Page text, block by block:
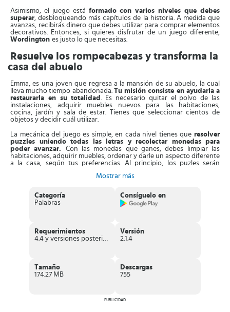
Asimismo, el juego está formado con varios niveles que debes
superar, desbloqueando más capítulos de la historia. A medida que
avanzas, recibirás dinero que debes utilizar para comprar elementos
decorativos. Entonces, si quieres disfrutar de un juego diferente,
Wordington es justo lo que necesitas.
Resuelve los rompecabezas y transforma la
casa del abuelo
Emma, es una joven que regresa a la mansión de su abuelo, la cual
lleva mucho tiempo abandonada. Tu misión consiste en ayudarla a
restaurarla en su totalidad. Es necesario quitar el polvo de las
instalaciones, adquirir muebles nuevos para las habitaciones,
cocina, jardín y sala de estar. Tienes que seleccionar cientos de
objetos y decidir cuál utilizar.
La mecánica del juego es simple, en cada nivel tienes que resolver
puzzles uniendo todas las letras y recolectar monedas para
poder avanzar. Con las monedas que ganes, debes limpiar las
habitaciones, adquirir muebles, ordenar y darle un aspecto diferente
a la casa, según tus preferencias. Al principio, los puzles serán
palabras de 6 o más letras, así debes estar muy pendiente, para no
Además, no solo tienes que unir letras en cada nivel,
algunas misiones
. Cuando estén listas, podrás agregar un objeto o
consiguiendo más habitaciones por decorar y descubrir secretos de
la historia. Podrás interactuar con otros personajes del juego, como
son los vecinos del abuelo de Emma.
Emma posee una personalidad agradable, trabajar con ella será lo
juego de palabrasdiferentes a los demás, debes
Mostrar más
Categoría
Palabras
Consíguelo en
Requerimientos
4.4 y versiones posteriores
Versión
2.1.4
Tamaño
174.27 MB
Descargas
755
PUBLICIDAD